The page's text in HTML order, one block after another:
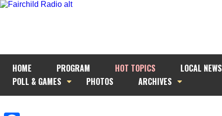
HOME PROGRAM HOT TOPICS
LOCAL NEWS
POLL & GAMES
PHOTOS ARCHIVES